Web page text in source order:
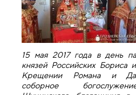
15 мая 2017 года в день
князей Российских Бориса
Крещении Романа и
соборное